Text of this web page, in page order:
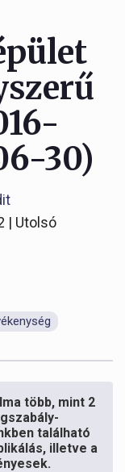
30)
| Utolsó
több, mint 2
található
illetve a